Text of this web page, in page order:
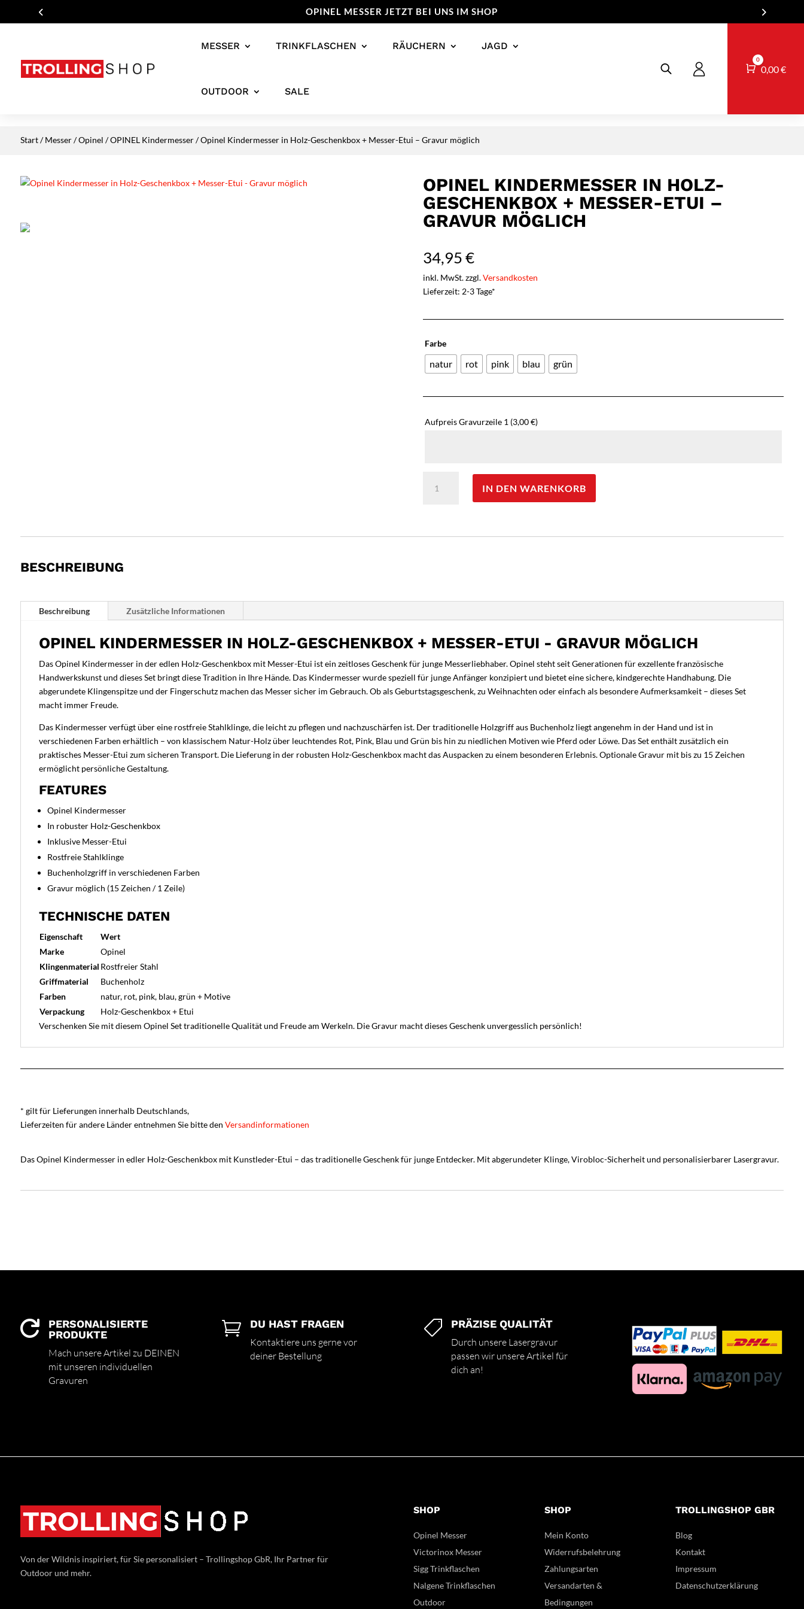
OPINEL MESSER JETZT BEI UNS IM SHOP
MESSER TRINKFLASCHEN RÄUCHERN JAGD
OUTDOOR SALE
Warenkorb
0
0,00€
Start/Messer/Opinel /OPINEL Kindermesser/ Opinel Kindermesser in Holz-Geschenkbox + Messer-Etui – Gravur möglich
OPINEL KINDERMESSER IN HOLZ-
GESCHENKBOX + MESSER-ETUI –
GRAVUR MÖGLICH
34,95€
inkl. MwSt. zzgl.Versandkosten
Lieferzeit: 2-3 Tage*
Farbe
natur rot pink blau grün
Aufpreis Gravurzeile 1 (3,00 €)
Kindermesser
Gravur
IN DEN WARENKORB
BESCHREIBUNG
Beschreibung Zusätzliche Informationen
OPINEL KINDERMESSER IN HOLZ-GESCHENKBOX + MESSER-ETUI - GRAVUR MÖGLICH
Das Opinel Kindermesser in der edlen Holz-Geschenkbox mit Messer-Etui ist ein zeitloses Geschenk für junge Messerliebhaber. Opinel steht seit Generationen für exzellente französische
Handwerkskunst und dieses Set bringt diese Tradition in Ihre Hände. Das Kindermesser wurde speziell für junge Anfänger konzipiert und bietet eine sichere, kindgerechte Handhabung. Die
abgerundete Klingenspitze und der Fingerschutz machen das Messer sicher im Gebrauch. Ob als Geburtstagsgeschenk, zu Weihnachten oder einfach als besondere Aufmerksamkeit – dieses Set
macht immer Freude.
Das Kindermesser verfügt über eine rostfreie Stahlklinge, die leicht zu pflegen und nachzuschärfen ist. Der traditionelle Holzgriff aus Buchenholz liegt angenehm in der Hand und ist in
verschiedenen Farben erhältlich – von klassischem Natur-Holz über leuchtendes Rot, Pink, Blau und Grün bis hin zu niedlichen Motiven wie Pferd oder Löwe. Das Set enthält zusätzlich ein
praktisches Messer-Etui zum sicheren Transport. Die Lieferung in der robusten Holz-Geschenkbox macht das Auspacken zu einem besonderen Erlebnis. Optionale Gravur mit bis zu 15 Zeichen
ermöglicht persönliche Gestaltung.
FEATURES
Opinel Kindermesser
In robuster Holz-Geschenkbox
Inklusive Messer-Etui
Rostfreie Stahlklinge
Buchenholzgriff in verschiedenen Farben
Gravur möglich (15 Zeichen / 1 Zeile)
TECHNISCHE DATEN
Eigenschaft
Wert
Marke
Opinel
Klingenmaterial Rostfreier Stahl
Griffmaterial
Buchenholz
Farben
natur, rot, pink, blau, grün + Motive
Verpackung
Holz-Geschenkbox + Etui
Verschenken Sie mit diesem Opinel Set traditionelle Qualität und Freude am Werkeln. Die Gravur macht dieses Geschenk unvergesslich persönlich!
* gilt für Lieferungen innerhalb Deutschlands,
Lieferzeiten für andere Länder entnehmen Sie bitte den Versandinformationen
Das Opinel Kindermesser in edler Holz-Geschenkbox mit Kunstleder-Etui – das traditionelle Geschenk für junge Entdecker. Mit abgerundeter Klinge, Virobloc-Sicherheit und personalisierbarer Lasergravur.

PERSONALISIERTE
PRODUKTE
Mach unsere Artikel zu DEINEN
mit unseren individuellen
Gravuren
 DU HAST FRAGEN
Kontaktiere uns gerne vor
deiner Bestellung
 PRÄZISE QUALITÄT
Durch unsere Lasergravur
passen wir unsere Artikel für
dich an!
Von der Wildnis inspiriert, für Sie personalisiert – Trollingshop GbR, Ihr Partner für
Outdoor und mehr.
SHOP
Opinel Messer
Victorinox Messer
Sigg Trinkflaschen
Nalgene Trinkflaschen
Outdoor
SHOP
Mein Konto
Widerrufsbelehrung
Zahlungsarten
Versandarten &
Bedingungen
TROLLINGSHOP GBR
Blog
Kontakt
Impressum
Datenschutzerklärung